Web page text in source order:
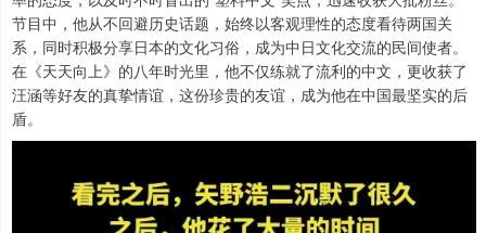
节目中，他从不回避历史话题，始终以客观理性的态度看待两国关
系，同时积极分享日本的文化习俗，成为中日文化交流的民间使者。
在《天天向上》的八年时光里，他不仅练就了流利的中文，更收获了
汪涵等好友的真挚情谊，这份珍贵的友谊，成为他在中国最坚实的后
盾。